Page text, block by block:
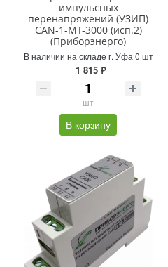
импульсных
перенапряжений (УЗИП)
CAN-1-MT-3000 (исп.2)
(Приборэнерго)
В наличии на складе г. Уфа 0 шт
1 815 ₽
шт
В корзину